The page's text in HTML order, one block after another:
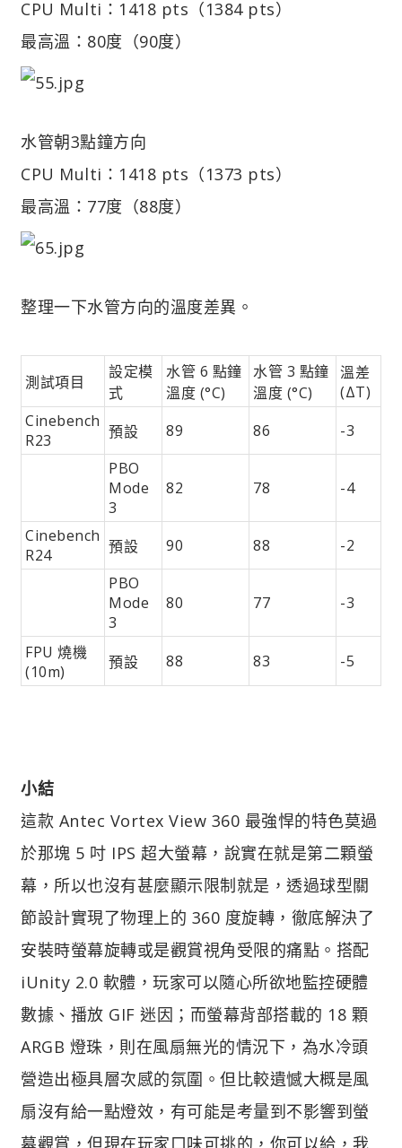
CPU Multi：1418 pts（1384 pts）
最高溫：80度（90度）
水管朝3點鐘方向
CPU Multi：1418 pts（1373 pts）
最高溫：77度（88度）
整理一下水管方向的溫度差異。
測試項目
設定模
式
水管 6 點鐘
溫度 (°C)
水管 3 點鐘
溫度 (°C)
溫差
(ΔT)
Cinebench
R23
預設 89 86
-3
PBO
Mode
3
82 78 -4
Cinebench
R24
預設 90 88
-2
PBO
Mode
3
80 77 -3
FPU 燒機
(10m)
預設 88 83 -5
小結
這款 Antec Vortex View 360 最強悍的特色莫過
於那塊 5 吋 IPS 超大螢幕，說實在就是第二顆螢
幕，所以也沒有甚麼顯示限制就是，透過球型關
節設計實現了物理上的 360 度旋轉，徹底解決了
安裝時螢幕旋轉或是觀賞視角受限的痛點。搭配
iUnity 2.0 軟體，玩家可以隨心所欲地監控硬體
數據、播放 GIF 迷因；而螢幕背部搭載的 18 顆
ARGB 燈珠，則在風扇無光的情況下，為水冷頭
營造出極具層次感的氛圍。但比較遺憾大概是風
扇沒有給一點燈效，有可能是考量到不影響到螢
幕觀賞，但現在玩家口味可挑的，你可以給，我